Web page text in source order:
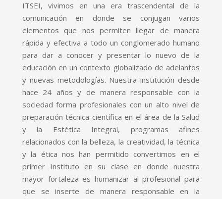
ITSEI, vivimos en una era trascendental de la
comunicación en donde se conjugan varios
elementos que nos permiten llegar de manera
rápida y efectiva a todo un conglomerado humano
para dar a conocer y presentar lo nuevo de la
educación en un contexto globalizado de adelantos
y nuevas metodologías. Nuestra institución desde
hace 24 años y de manera responsable con la
sociedad forma profesionales con un alto nivel de
preparación técnica-científica en el área de la Salud
y la Estética Integral, programas afines
relacionados con la belleza, la creatividad, la técnica
y la ética nos han permitido convertimos en el
primer Instituto en su clase en donde nuestra
mayor fortaleza es humanizar al profesional para
que se inserte de manera responsable en la